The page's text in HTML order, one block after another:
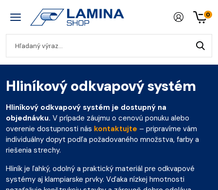
0
Hliníkový odkvapový systém
Hliníkový odkvapový systém je dostupný na
objednávku. V prípade záujmu o cenovú ponuku alebo
overenie dostupnosti nás kontaktujte – pripravíme vám
individuálny dopyt podľa požadovaného množstva, farby a
riešenia strechy.
Hliník je ľahký, odolný a praktický materiál pre odkvapové
systémy aj klampiarske prvky. Vďaka nízkej hmotnosti